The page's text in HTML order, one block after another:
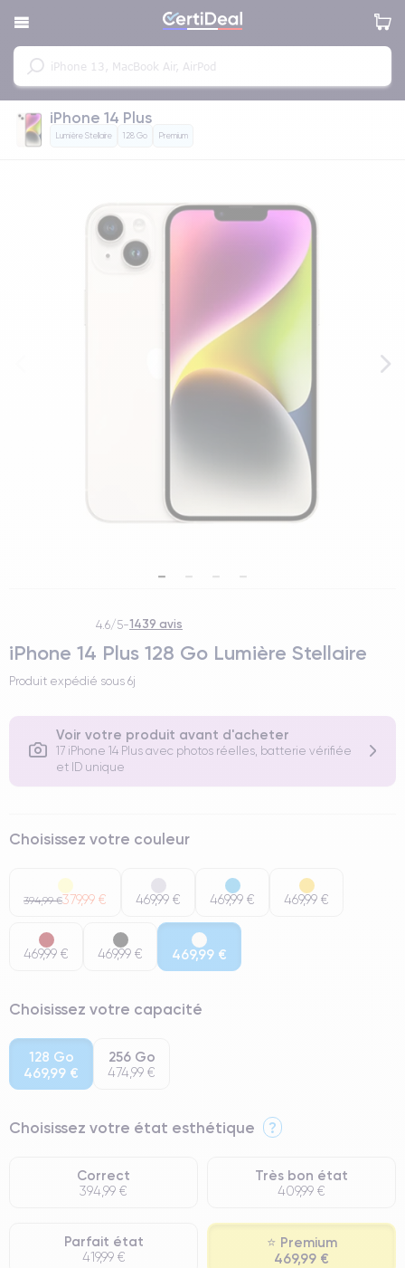
iPhone 14 Plus
Lumière Stellaire 128 Go Premium
4.6/5-1439 avis
iPhone 14 Plus 128 Go Lumière Stellaire
Produit expédié sous 6j
Voir votre produit avant d'acheter
17 iPhone 14 Plus avec photos réelles, batterie vérifiée
et ID unique
Choisissez votre couleur
394,99 €379,99 € 469,99 € 469,99 € 469,99 €
469,99 € 469,99 € 469,99 €
Choisissez votre capacité
128 Go
469,99 €
256 Go
474,99 €
Choisissez votre état esthétique ?
Correct
394,99 €
Très bon état
409,99 €
Parfait état
419,99 €
⭐ Premium
469,99 €